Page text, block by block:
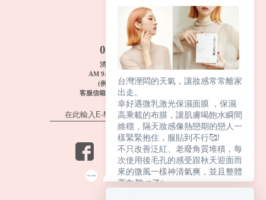
FREE TEL
0800-033-033
消費者服務: 週一~週五
AM 9:00~12:00 PM 1:00~6:00
(例假日及國定假期休息)
客服信箱 :
merrymeet@dcbio.com.tw
台灣溼悶的天氣，讓妝感常常離家
出走。
幸好遇微乳激光保濕面膜 ，保濕
高乘載的布膜，讓肌膚喝飽水瞬間
維穩，隔天妝感像熱戀期的戀人一
樣緊緊抱住，服貼到不行🥰!
不只改善泛紅、老廢角質堆積，每
次使用後毛孔的感受跟秋天迎面而
來的微風一樣神清氣爽，並且整體
亮白都up了✨